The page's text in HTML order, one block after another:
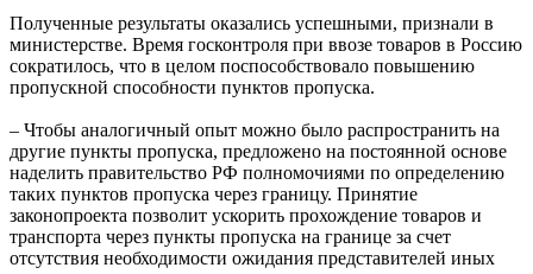
Полученные результаты оказались успешными, признали в
министерстве. Время госконтроля при ввозе товаров в Россию
сократилось, что в целом поспособствовало повышению
пропускной способности пунктов пропуска.
– Чтобы аналогичный опыт можно было распространить на
другие пункты пропуска, предложено на постоянной основе
наделить правительство РФ полномочиями по определению
таких пунктов пропуска через границу. Принятие
законопроекта позволит ускорить прохождение товаров и
транспорта через пункты пропуска на границе за счет
отсутствия необходимости ожидания представителей иных